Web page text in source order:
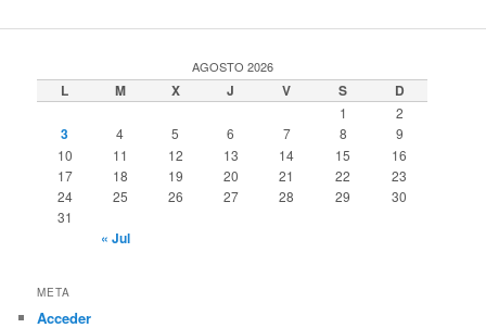
AGOSTO 2026
L M X J V S D
1 2
3 4 5 6 7 8
9
10
11 12 13 14 15
16
17
18 19 20 21 22
23
24
25 26 27 28 29
30
31
« Jul
META
Acceder